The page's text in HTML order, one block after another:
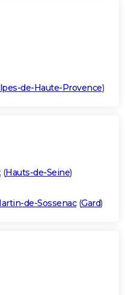
de-Haute-Provence)
(Hauts-de-Seine)
de-Sossenac(Gard)